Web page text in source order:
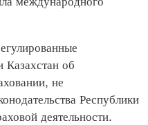
Казахстан об
не
Республики
деятельности.